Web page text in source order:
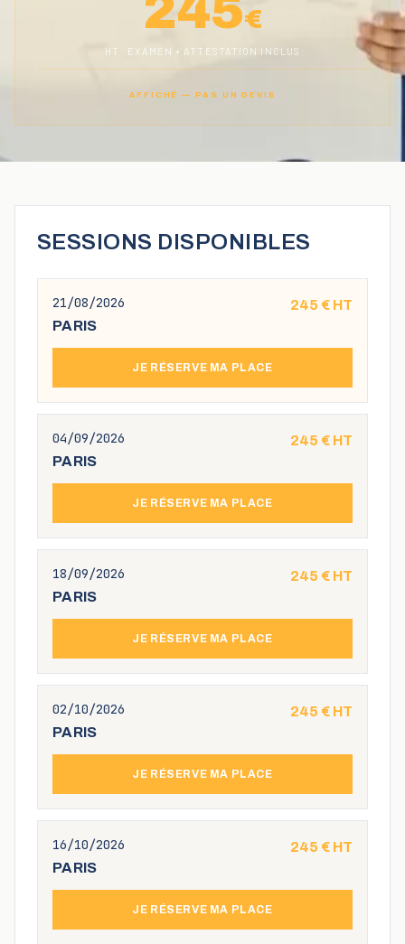
245€
HT · EXAMEN + ATTESTATION INCLUS
AFFICHÉ — PAS UN DEVIS
SESSIONS DISPONIBLES
21/08/2026
PARIS
245 € HT
JE RÉSERVE MA PLACE
04/09/2026
PARIS
245 € HT
JE RÉSERVE MA PLACE
18/09/2026
PARIS
245 € HT
JE RÉSERVE MA PLACE
02/10/2026
PARIS
245 € HT
JE RÉSERVE MA PLACE
16/10/2026
PARIS
245 € HT
JE RÉSERVE MA PLACE